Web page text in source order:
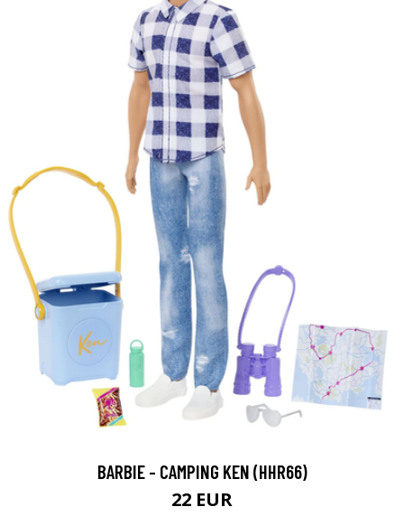
BARBIE - CAMPING KEN (HHR66)
22 EUR